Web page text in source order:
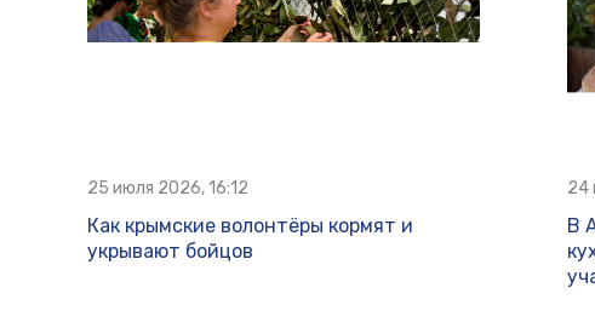
25 июля 2026, 16:12
Как крымские волонтёры кормят и
укрывают бойцов
24
В